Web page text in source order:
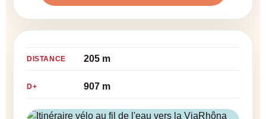
DISTANCE 205 m
D+ 907 m